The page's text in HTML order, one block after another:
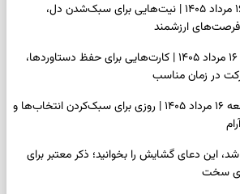
فال ابجد امروز جمعه ۱۶ مرداد ۱۴۰۵ | نیت‌هایی برای سبک‌شدن دل،
ارزشمند
فال تاروت امروز جمعه ۱۶ مرداد ۱۴۰۵ | کارت‌هایی برای حفظ دستاوردها،
در زمان مناسب
فال سرنوشت امروز جمعه ۱۶ مرداد ۱۴۰۵ | روزی برای سبک‌کردن انتخاب‌ها و
این دعای گشایش را بخوانید؛ ذکر معتبر برای
سخت